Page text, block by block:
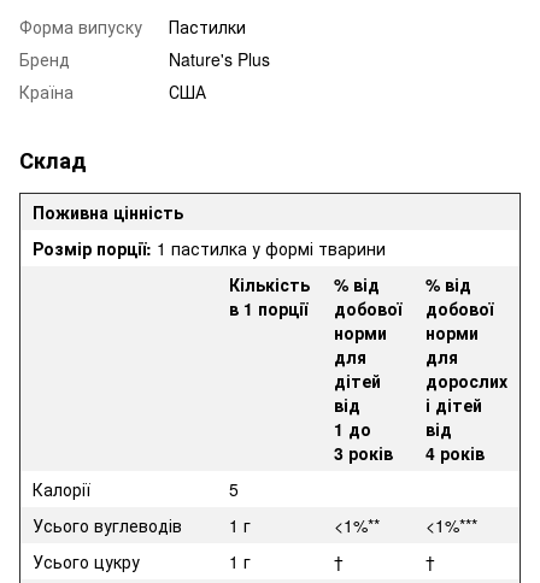
Форма випуску
Пастилки
Бренд
Nature's Plus
Країна
США
Склад
Поживна цінність
Розмір порції: 1 пастилка у формі тварини
Кількість
в 1 порції
% від
добової
норми
для
дітей
від
1 до
3 років
% від
добової
норми
для
дорослих
і дітей
від
4 років
Калорії
5
Усього вуглеводів
1 г <1%**
<1%***
Усього цукру
1 г †
†